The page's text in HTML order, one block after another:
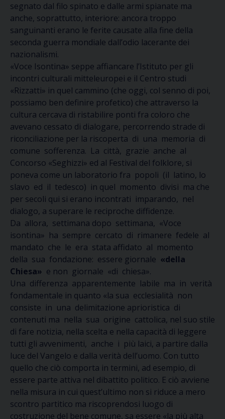
segnato dal filo spinato e dalle armi spianate ma
anche, soprattutto, interiore: ancora troppo
sanguinanti erano le ferite causate alla fine della
seconda guerra mondiale dall’odio lacerante dei
nazionalismi.
«Voce Isontina» seppe affiancare l’Istituto per gli
incontri culturali mitteleuropei e il Centro studi
«Rizzatti» in quel cammino (che oggi, col senno di poi,
possiamo ben definire profetico) che attraverso la
cultura cercava di ristabilire ponti fra coloro che
avevano cessato di dialogare, percorrendo strade di
riconciliazione per la riscoperta di una memoria di
comune sofferenza. La città, grazie anche al
Concorso «Seghizzi» ed al Festival del folklore, si
poneva come un laboratorio fra popoli (il latino, lo
slavo ed il tedesco) in quel momento divisi ma che
per secoli qui si erano incontrati imparando, nel
dialogo, a superare le reciproche diffidenze.
Da allora, settimana dopo settimana, «Voce
isontina» ha sempre cercato di rimanere fedele al
mandato che le era stata affidato al momento
della sua fondazione: essere giornale «della
Chiesa» e non giornale «di chiesa».
Una differenza apparentemente labile ma in verità
fondamentale in quanto «la sua ecclesialità non
consiste in una delimitazione aprioristica di
contenuti ma nella sua origine cattolica, nel suo stile
di fare notizia, nella scelta e nella capacità di leggere
tutti gli avvenimenti, anche i più laici, a partire dalla
luce del Vangelo e dalla verità dell’uomo. Con tutto
quello che ciò comporta in termini, ad esempio, di
essere parte attiva nel dibattito politico. E ciò avviene
nella misura in cui quest’ultimo non si riduce a mero
scontro partitico ma riscoprendosi luogo di
costruzione del bene comune, sa essere «la più alta